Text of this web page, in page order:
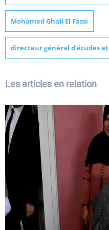
Mohamed Ghali El Fassi
directeur général d’études
Les articles en relation